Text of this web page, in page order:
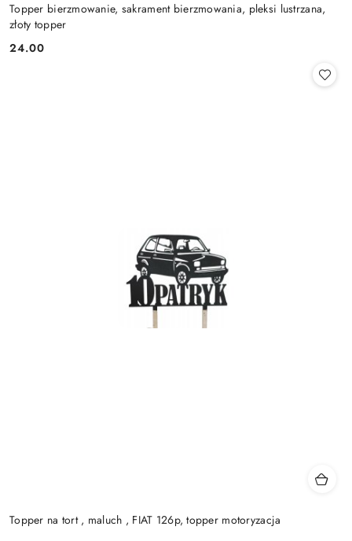
Topper bierzmowanie, sakrament bierzmowania, pleksi lustrzana,
złoty topper
Cena:
24.00
Topper na tort , maluch , FIAT 126p, topper motoryzacja